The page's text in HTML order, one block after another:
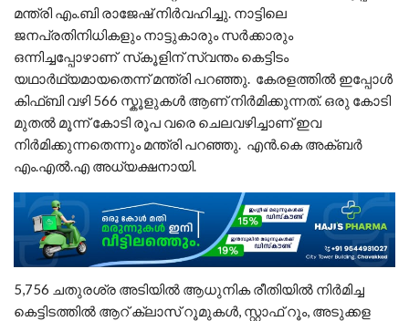
മന്ത്രി എം.ബി രാജേഷ് നിർവഹിച്ചു. നാട്ടിലെ
ജനപ്രതിനിധികളും നാട്ടുകാരും സർക്കാരും
ഒന്നിച്ചപ്പോഴാണ് സ്‌കൂളിന് സ്വന്തം കെട്ടിടം
യഥാർഥ്യമായതെന്ന് മന്ത്രി പറഞ്ഞു. കേരളത്തിൽ ഇപ്പോൾ
കിഫ്‌ബി വഴി 566 സ്കൂളുകൾ ആണ് നിർമിക്കുന്നത്. ഒരു കോടി
മുതൽ മൂന്ന് കോടി രൂപ വരെ ചെലവഴിച്ചാണ് ഇവ
നിർമിക്കുന്നതെന്നും മന്ത്രി പറഞ്ഞു. എൻ.കെ അക്ബർ
എം.എൽ.എ അധ്യക്ഷനായി.
5,756 ചതുരശ്ര അടിയിൽ ആധുനിക രീതിയിൽ നിർമിച്ച
കെട്ടിടത്തില്‍ ആറ് ക്ലാസ് റൂമുകൾ, സ്റ്റാഫ് റൂം, അടുക്കള